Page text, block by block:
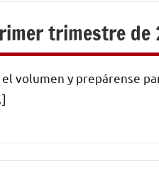
trimestre de
volumen y prepárense